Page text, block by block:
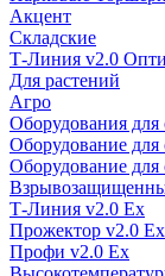
Акцент
Складские
Т-Линия v2.0
Для растений
Агро
Оборудования
Оборудование
Оборудование для
Т-Линия v2.0 Ex
Прожектор v2.0 Ex
Профи v2.0 Ex